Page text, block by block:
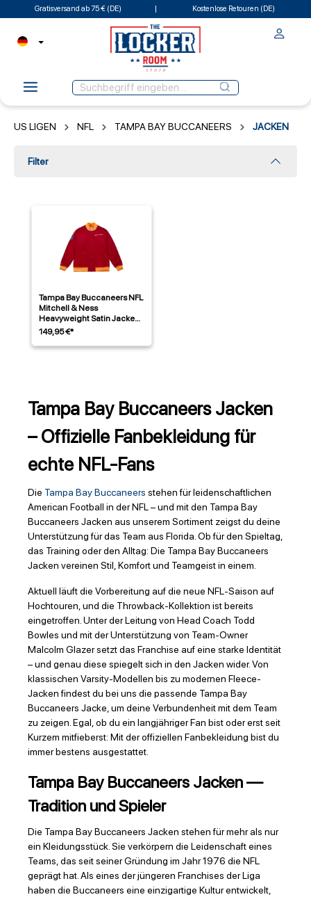
Gratisversand ab 75 € (DE) Kostenlose Retouren (DE)
US LIGEN NFL TAMPA BAY BUCCANEERS JACKEN
Filter
Tampa Bay Buccaneers NFL
Mitchell & Ness
Heavyweight Satin Jacke
Rot
149,95 €*
Tampa Bay Buccaneers Jacken
– Offizielle Fanbekleidung für
echte NFL-Fans
Die Tampa Bay Buccaneers stehen für leidenschaftlichen
American Football in der NFL – und mit den Tampa Bay
Buccaneers Jacken aus unserem Sortiment zeigst du deine
Unterstützung für das Team aus Florida. Ob für den Spieltag,
das Training oder den Alltag: Die Tampa Bay Buccaneers
Jacken vereinen Stil, Komfort und Teamgeist in einem.
Aktuell läuft die Vorbereitung auf die neue NFL-Saison auf
Hochtouren, und die Throwback-Kollektion ist bereits
eingetroffen. Unter der Leitung von Head Coach Todd
Bowles und mit der Unterstützung von Team-Owner
Malcolm Glazer setzt das Franchise auf eine starke Identität
– und genau diese spiegelt sich in den Jacken wider. Von
klassischen Varsity-Modellen bis zu modernen Fleece-
Jacken findest du bei uns die passende Tampa Bay
Buccaneers Jacke, um deine Verbundenheit mit dem Team
zu zeigen. Egal, ob du ein langjähriger Fan bist oder erst seit
Kurzem mitfieberst: Mit der offiziellen Fanbekleidung bist du
immer bestens ausgestattet.
Tampa Bay Buccaneers Jacken —
Tradition und Spieler
Die Tampa Bay Buccaneers Jacken stehen für mehr als nur
ein Kleidungsstück. Sie verkörpern die Leidenschaft eines
Teams, das seit seiner Gründung im Jahr 1976 die NFL
geprägt hat. Als eines der jüngeren Franchises der Liga
haben die Buccaneers eine einzigartige Kultur entwickelt,